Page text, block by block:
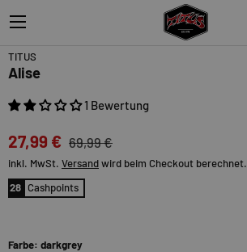
Menü
60%
TITUS
Alise
1 Bewertung
27,99 € 69,99 €
inkl. MwSt. Versandwird beim Checkout berechnet.
28 Cashpoints
Farbe: darkgrey